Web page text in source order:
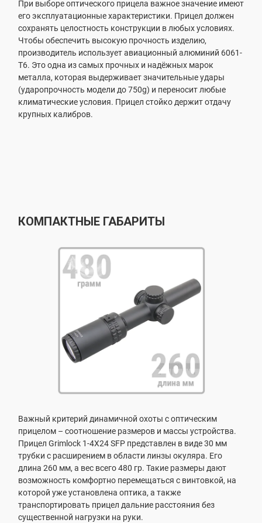
При выборе оптического прицела важное значение имеют
его эксплуатационные характеристики. Прицел должен
сохранять целостность конструкции в любых условиях.
Чтобы обеспечить высокую прочность изделию,
производитель использует авиационный алюминий 6061-
T6. Это одна из самых прочных и надёжных марок
металла, которая выдерживает значительные удары
(ударопрочность модели до 750g) и переносит любые
климатические условия. Прицел стойко держит отдачу
крупных калибров.
КОМПАКТНЫЕ ГАБАРИТЫ
Важный критерий динамичной охоты с оптическим
прицелом – соотношение размеров и массы устройства.
Прицел Grimlock 1-4X24 SFP представлен в виде 30 мм
трубки с расширением в области линзы окуляра. Его
длина 260 мм, а вес всего 480 гр. Такие размеры дают
возможность комфортно перемещаться с винтовкой, на
которой уже установлена оптика, а также
транспортировать прицел дальние расстояния без
существенной нагрузки на руки.